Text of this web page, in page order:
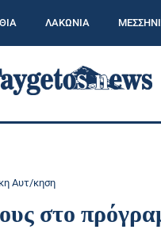
ΛΑΚΩΝΙΑ
Αυτ/κηση
στο